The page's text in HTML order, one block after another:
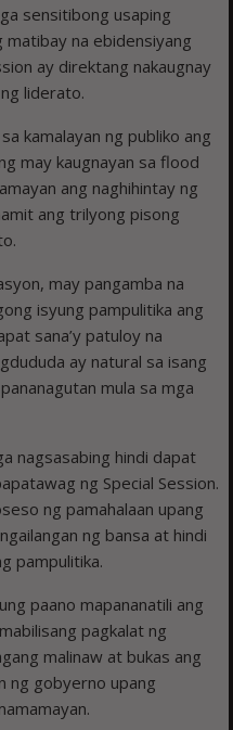
sensitibong usaping
matibay na ebidensiyang
ay direktang nakaugnay
liderato.
kamalayan ng publiko ang
may kaugnayan sa flood
ang naghihintay ng
ang trilyong pisong
may pangamba na
isyung pampulitika ang
sana’y patuloy na
ay natural sa isang
mula sa mga
nagsasabing hindi dapat
ng Special Session.
ng pamahalaan upang
ng bansa at hindi
pampulitika.
paano mapananatili ang
pagkalat ng
malinaw at bukas ang
ng gobyerno upang